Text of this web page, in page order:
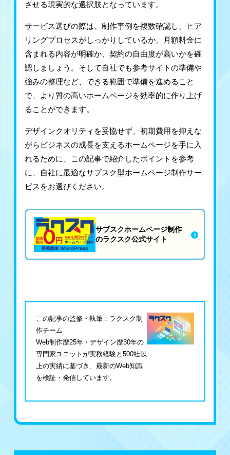
させる現実的な選択肢となっています。
サービス選びの際は、制作事例を複数確認し、ヒア
リングプロセスがしっかりしているか、月額料金に
含まれる内容が明確か、契約の自由度が高いかを確
認しましょう。そして自社でも参考サイトの準備や
強みの整理など、できる範囲で準備を進めること
で、より質の高いホームページを効率的に作り上げ
ることができます。
デザインクオリティを妥協せず、初期費用を抑えな
がらビジネスの成長を支えるホームページを手に入
れるために、この記事で紹介したポイントを参考
に、自社に最適なサブスク型ホームページ制作サー
ビスをお選びください。
サブスクホームページ制作
のラクスク公式サイト
この記事の監修・執筆：ラクスク制
作チーム
Web制作歴25年・デザイン歴30年の
専門家ユニットが実務経験と500社以
上の実績に基づき、最新のWeb知識
を検証・発信しています。